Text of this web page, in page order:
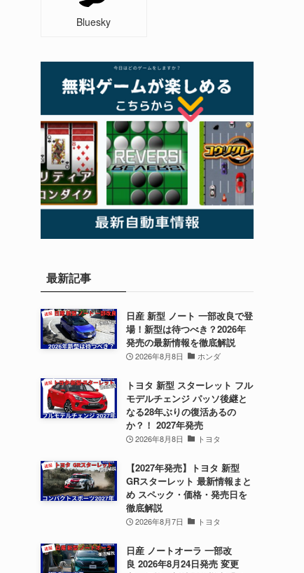
Bluesky
最新記事
日産 新型 ノート 一部改良で登
場！新型は待つべき？2026年
発売の最新情報を徹底解説
2026年8月8日 ホンダ
トヨタ 新型 スターレット フル
モデルチェンジ パッソ後継と
なる28年ぶりの復活あるの
か？！ 2027年発売
2026年8月8日 トヨタ
【2027年発売】トヨタ 新型
GRスターレット 最新情報まと
め スペック・価格・発売日を
徹底解説
2026年8月7日 トヨタ
日産 ノートオーラ 一部改
良 2026年8月24日発売 変更